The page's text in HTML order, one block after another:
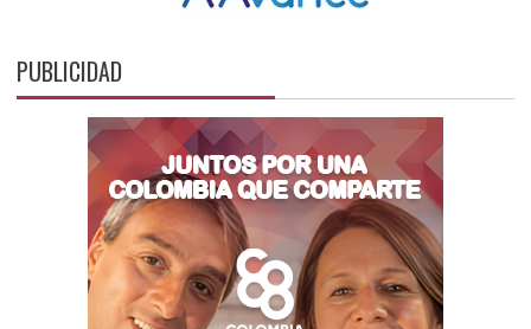
PUBLICIDAD